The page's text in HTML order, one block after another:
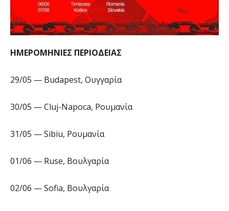
ΗΜΕΡΟΜΗΝΙΕΣ ΠΕΡΙΟΔΕΙΑΣ
29/05 — Budapest, Ουγγαρία
30/05 — Cluj-Napoca, Ρουμανία
31/05 — Sibiu, Ρουμανία
01/06 — Ruse, Βουλγαρία
02/06 — Sofia, Βουλγαρία